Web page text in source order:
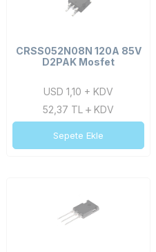
CRSS052N08N 120A 85V
D2PAK Mosfet
USD 1,10 + KDV
52,37 TL KDV
Sepete Ekle